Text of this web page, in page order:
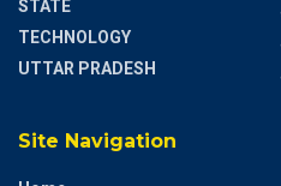
STATE
TECHNOLOGY
UTTAR PRADESH
Site Navigation